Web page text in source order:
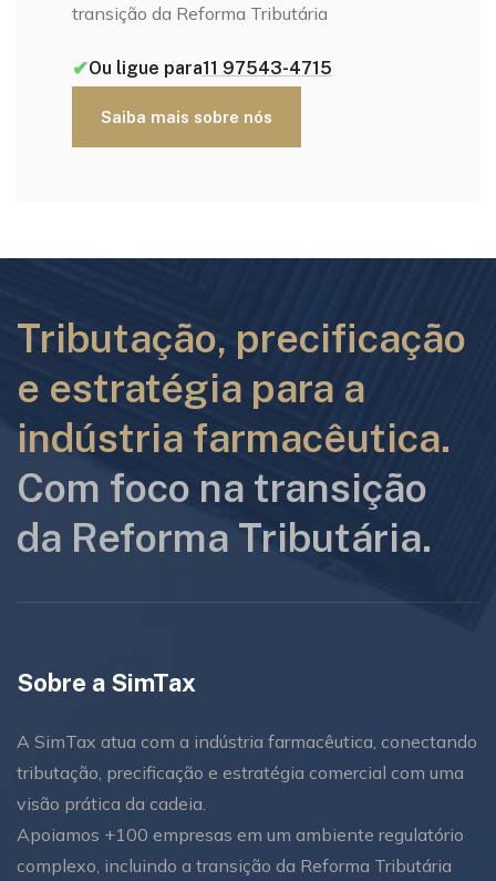
transição da Reforma Tributária
✔Ou ligue para11 97543-4715
Saiba mais sobre nós
Tributação, precificação
e estratégia para a
indústria farmacêutica.
Com foco na transição
da Reforma Tributária.
Sobre a SimTax
A SimTax atua com a indústria farmacêutica, conectando
tributação, precificação e estratégia comercial com uma
visão prática da cadeia.
Apoiamos +100 empresas em um ambiente regulatório
complexo, incluindo a transição da Reforma Tributária